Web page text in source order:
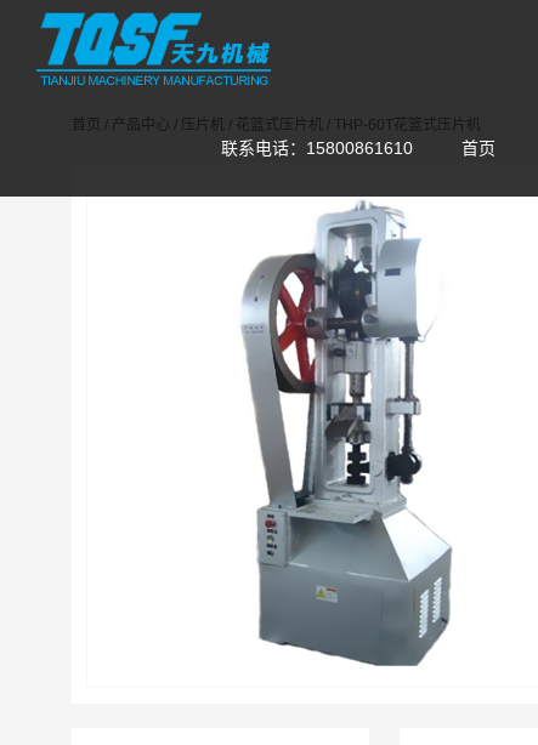
联系电话：15800861610 首页
首页 / 产品中心 / 压片机 / 花篮式压片机 / THP-60T花篮式压片机